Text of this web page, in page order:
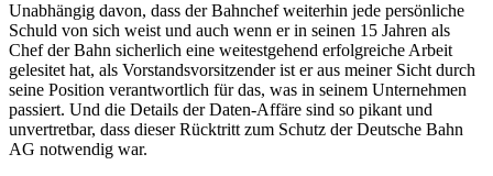
Unabhängig davon, dass der Bahnchef weiterhin jede persönliche
Schuld von sich weist und auch wenn er in seinen 15 Jahren als
Chef der Bahn sicherlich eine weitestgehend erfolgreiche Arbeit
gelesitet hat, als Vorstandsvorsitzender ist er aus meiner Sicht durch
seine Position verantwortlich für das, was in seinem Unternehmen
passiert. Und die Details der Daten-Affäre sind so pikant und
unvertretbar, dass dieser Rücktritt zum Schutz der Deutsche Bahn
AG notwendig war.